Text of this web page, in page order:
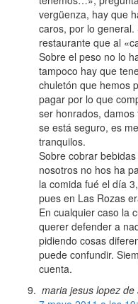
vergüenza, hay que
caros, por lo
restaurante que al
Sobre el peso no lo
tampoco hay que
chuletón que hemos
pagar por lo que
ser honrados,
se está seguro, es
tranquilos.
Sobre cobrar
nosotros no hos ha
la comida fué el día
pues en Las Rozas
En cualquier caso la
querer defender a
pidiendo cosas
puede confundir.
cuenta.
maria jesus lopez de